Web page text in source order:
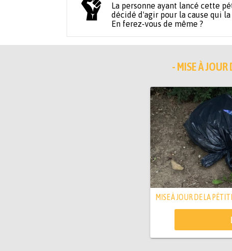
La personne ayant lancé cette
décidé d'agir pour la cause qui
En ferez-vous de même ?
- MISE À
MISE À JOUR DE LA